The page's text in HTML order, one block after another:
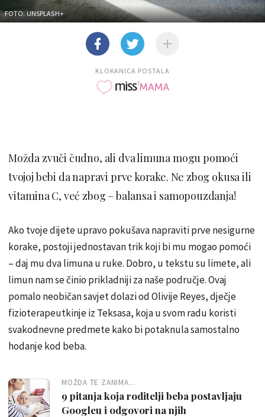
FOTO: UNSPLASH+
KLOKANICA POSTALA
Možda zvuči čudno, ali dva limuna mogu pomoći
tvojoj bebi da napravi prve korake. Ne zbog okusa ili
vitamina C, već zbog – balansa i samopouzdanja!
Ako tvoje dijete upravo pokušava napraviti prve nesigurne
korake, postoji jednostavan trik koji bi mu mogao pomoći
– daj mu dva limuna u ruke. Dobro, u tekstu su limete, ali
limun nam se činio prikladniji za naše područje. Ovaj
pomalo neobičan savjet dolazi od Olivije Reyes, dječje
fizioterapeutkinje iz Teksasa, koja u svom radu koristi
svakodnevne predmete kako bi potaknula samostalno
hodanje kod beba.
MOŽDA TE ZANIMA...
9 pitanja koja roditelji beba postavljaju
Googleu i odgovori na njih